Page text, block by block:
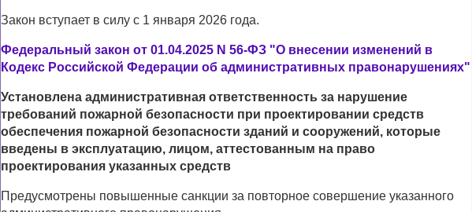
Закон вступает в силу с 1 января 2026 года.
Федеральный закон от 01.04.2025 N 56-ФЗ "О внесении изменений в
Кодекс Российской Федерации об административных правонарушениях"
Установлена административная ответственность за нарушение
требований пожарной безопасности при проектировании средств
обеспечения пожарной безопасности зданий и сооружений, которые
введены в эксплуатацию, лицом, аттестованным на право
проектирования указанных средств
Предусмотрены повышенные санкции за повторное совершение указанного